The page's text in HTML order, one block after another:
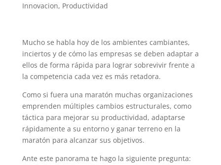
Innovacion, Productividad
Mucho se habla hoy de los ambientes cambiantes,
inciertos y de cómo las empresas se deben adaptar a
ellos de forma rápida para lograr sobrevivir frente a
la competencia cada vez es más retadora.
Como si fuera una maratón muchas organizaciones
emprenden múltiples cambios estructurales, como
táctica para mejorar su productividad, adaptarse
rápidamente a su entorno y ganar terreno en la
maratón para alcanzar sus objetivos.
Ante este panorama te hago la siguiente pregunta: